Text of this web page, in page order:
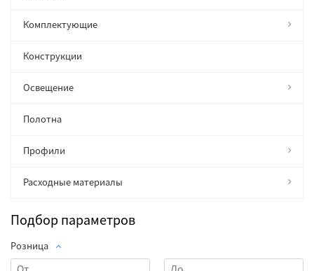
Комплектующие
Конструкции
Освещение
Полотна
Профили
Расходные материалы
Подбор параметров
Розница